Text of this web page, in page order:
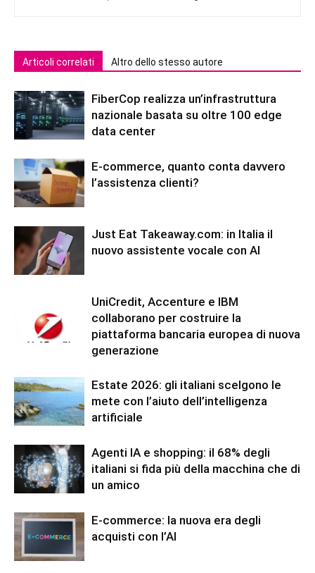
Articoli correlati Altro dello stesso autore
FiberCop realizza un’infrastruttura
nazionale basata su oltre 100 edge
data center
E-commerce, quanto conta davvero
l’assistenza clienti?
Just Eat Takeaway.com: in Italia il
nuovo assistente vocale con AI
UniCredit, Accenture e IBM
collaborano per costruire la
piattaforma bancaria europea di nuova
generazione
Estate 2026: gli italiani scelgono le
mete con l’aiuto dell’intelligenza
artificiale
Agenti IA e shopping: il 68% degli
italiani si fida più della macchina che di
un amico
E-commerce: la nuova era degli
acquisti con l’AI